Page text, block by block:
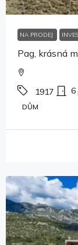
NA PRODEJ
Pag, krásná
1917 6
DŮM